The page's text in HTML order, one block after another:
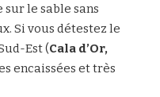
le sable sans
Si vous détestez le
Est (Cala d’Or,
encaissées et très